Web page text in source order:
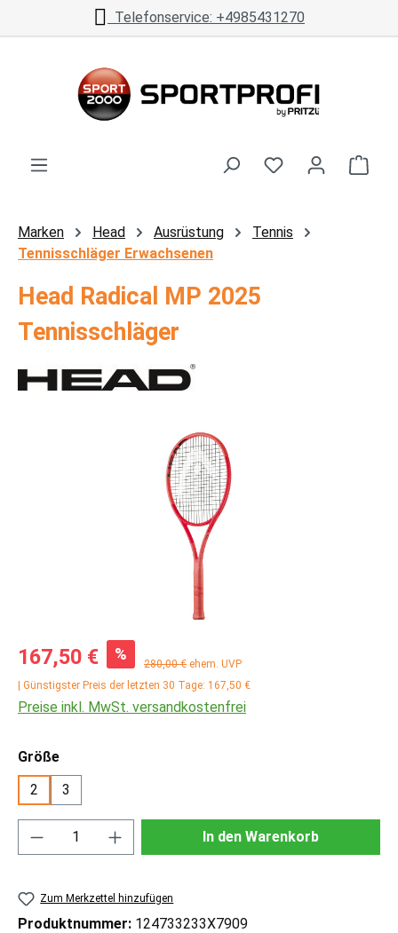
Zum Hauptinhalt springenTelefonservice: +4985431270
Marken Head Ausrüstung
Tennis
Tennisschläger Erwachsenen
Head Radical MP 2025
Tennisschläger
Verkaufspreis:
167,50 € % Regulärer Preis:
280,00 € ehem. UVP
| Günstigster Preis der letzten 30 Tage: 167,50 €
Preise inkl. MwSt. versandkostenfrei
Größeauswählen
2
3
Produkt Anzahl: Gib den gewünschten
In den Warenkorb
Zum Merkzettel hinzufügen
Produktnummer: 124733233X7909